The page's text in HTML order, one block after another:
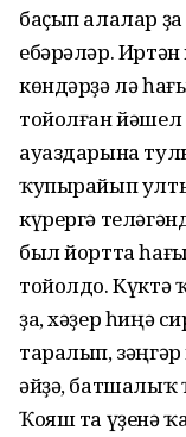
баҫып алалар
ебәрәләр.
көндәрҙә лә
тойолған
ауаздарына
ҡупырайып
күрергә
был йортта
тойолдо. Күктә
ҙа, хәҙер һиңә
таралып,
әйҙә,
Ҡояш та үҙенә